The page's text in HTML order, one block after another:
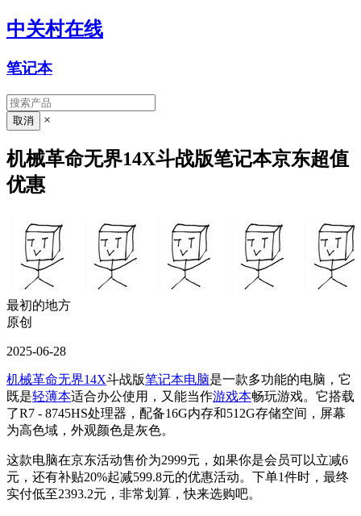
中关村在线
笔记本
×
机械革命无界14X斗战版笔记本京东超值
优惠
最初的地方
原创
2025-06-28
机械革命无界14X斗战版笔记本电脑是一款多功能的电脑，它
既是轻薄本适合办公使用，又能当作游戏本畅玩游戏。它搭载
了R7 - 8745HS处理器，配备16G内存和512G存储空间，屏幕
为高色域，外观颜色是灰色。
这款电脑在京东活动售价为2999元，如果你是会员可以立减6
元，还有补贴20%起减599.8元的优惠活动。下单1件时，最终
实付低至2393.2元，非常划算，快来选购吧。